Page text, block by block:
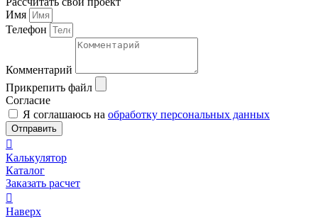
Имя
Телефон
Комментарий
Прикрепить файл
Согласие
Я соглашаюсь на обработку персональных данных
Отправить
Калькулятор
Каталог
Заказать расчет
Наверх